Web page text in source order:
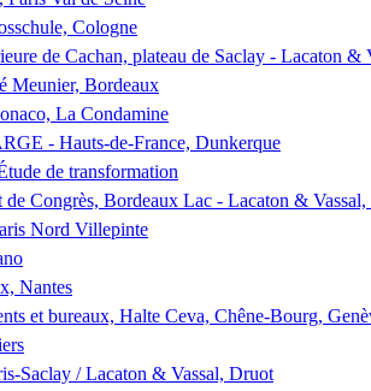
Cologne
de Cachan, plateau de Saclay - Lacaton &
Meunier, Bordeaux
La Condamine
- Hauts-de-France, Dunkerque
de transformation
Congrès, Bordeaux Lac - Lacaton &
Nord Villepinte
Nantes
et bureaux, Halte Ceva, Chêne-Bourg,
Saclay / Lacaton & Vassal, Druot